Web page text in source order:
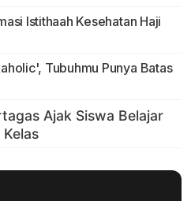
Istithaah Kesehatan Haji
Tubuhmu Punya Batas